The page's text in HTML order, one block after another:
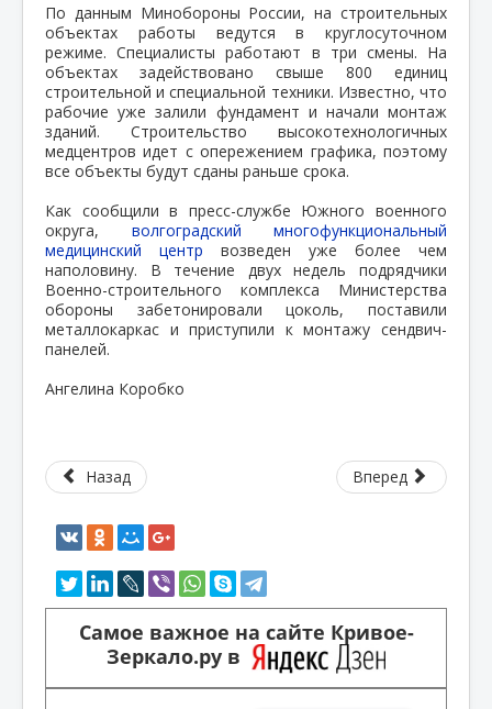
По данным Минобороны России, на строительных
объектах работы ведутся в круглосуточном
режиме. Специалисты работают в три смены. На
объектах задействовано свыше 800 единиц
строительной и специальной техники. Известно, что
рабочие уже залили фундамент и начали монтаж
зданий. Строительство высокотехнологичных
медцентров идет с опережением графика, поэтому
все объекты будут сданы раньше срока.
Как сообщили в пресс-службе Южного военного
округа, волгоградский многофункциональный
медицинский центр возведен уже более чем
наполовину. В течение двух недель подрядчики
Военно-строительного комплекса Министерства
обороны забетонировали цоколь, поставили
металлокаркас и приступили к монтажу сендвич-
панелей.
Ангелина Коробко
Назад Вперед
Самое важное на сайте Кривое-
Зеркало.ру в